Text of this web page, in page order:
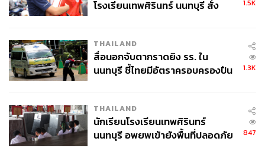
ภาพประกอบ:นิสากร ฤทธาภัย
ไดร์ม่อน-ณรกร ณิชกุลธนโชติ
เจลเลอร์-กฤติมุก จันทร์ชื่น
T-POP
โรงเรียนเทพศิรินทร์ นนทบุรี สั่ง
1.5K
THAILAND
สื่อนอกจับตากราดยิง รร. ใน
นนทบุรี ชี้ไทยมีอัตราครอบครองปืน
1.3K
THAILAND
นักเรียนโรงเรียนเทพศิรินทร์
นนทบุรี อพยพเข้ายังพื้นที่ปลอดภัย
847